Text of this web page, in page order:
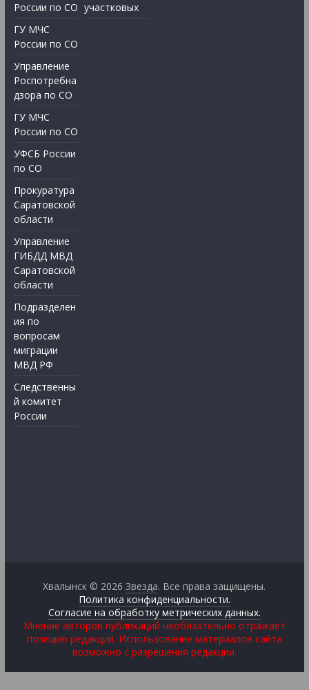
России по СО
ГУ МЧС
России по СО
Управление
Роспотребна
дзора по СО
ГУ МЧС
России по СО
УФСБ России
по СО
Прокуратура
Саратовской
области
Управление
ГИБДД МВД
Саратовской
области
Подразделен
ия по
вопросам
миграции
МВД РФ
Следственны
й комитет
России
участковых
Хвалынск © 2026Звезда. Все права защищены.
Политика конфиденциальности.
Согласие на обработку метрических данных.
Мнение авторов публикаций необязательно отражает
позицию редакции. Использование материалов сайта
возможно с разрешения редакции.